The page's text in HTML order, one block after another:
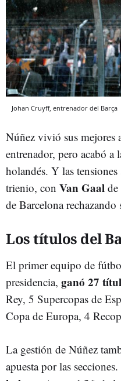
Johan Cruyff, entrenador del Barça
Núñez vivió sus mejores
entrenador, pero acabó a
holandés. Y las
trienio, con Van Gaal
de Barcelona
Los títulos del
El primer equipo de
presidencia, ganó 27
Rey, 5 Supercopas de
Copa de Europa, 4
La gestión de Núñez
apuesta por las